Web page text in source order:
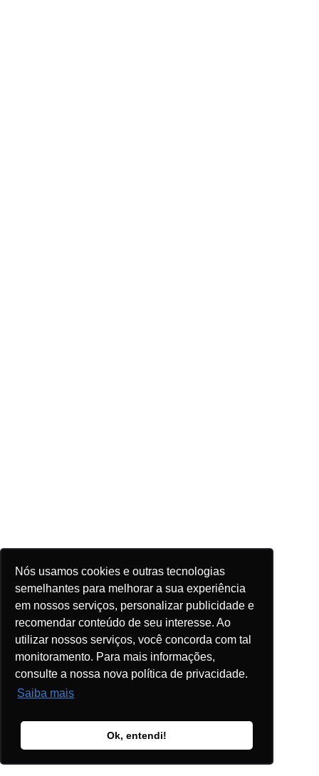
Nós usamos cookies e outras tecnologias
semelhantes para melhorar a sua experiência
em nossos serviços, personalizar publicidade e
recomendar conteúdo de seu interesse. Ao
utilizar nossos serviços, você concorda com tal
monitoramento. Para mais informações,
consulte a nossa nova política de privacidade.
Saiba mais
Ok, entendi!